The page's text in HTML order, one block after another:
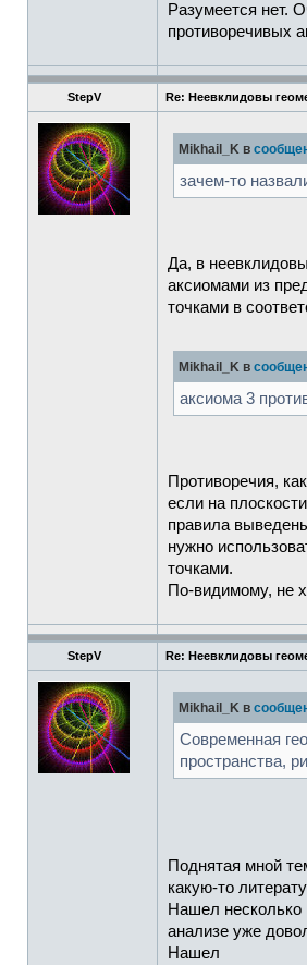
Разумеется нет.
противоречивых
StepV Re: Неевклидовы
Mikhail_K в
зачем-то
Да, в
аксиомами из
точками в
Mikhail_K в
аксиома 3
Противоречия,
если на
правила
нужно
точками.
По-видимому, не
StepV Re: Неевклидовы
Mikhail_K в
Современная
пространства,
Поднятая мной
какую-то
Нашел несколько
анализе уже
Нашел